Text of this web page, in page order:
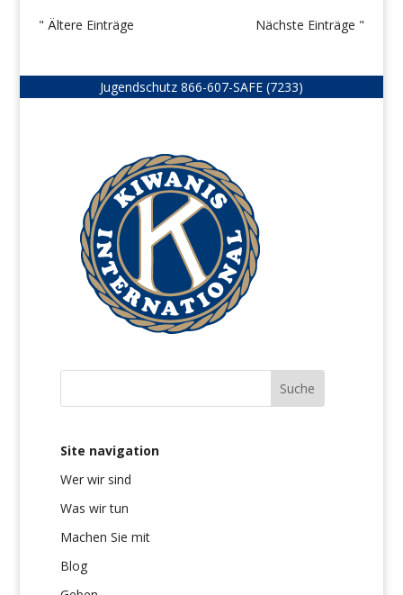
" Ältere Einträge Nächste Einträge "
Jugendschutz 866-607-SAFE (7233)
Site navigation
Wer wir sind
Was wir tun
Machen Sie mit
Blog